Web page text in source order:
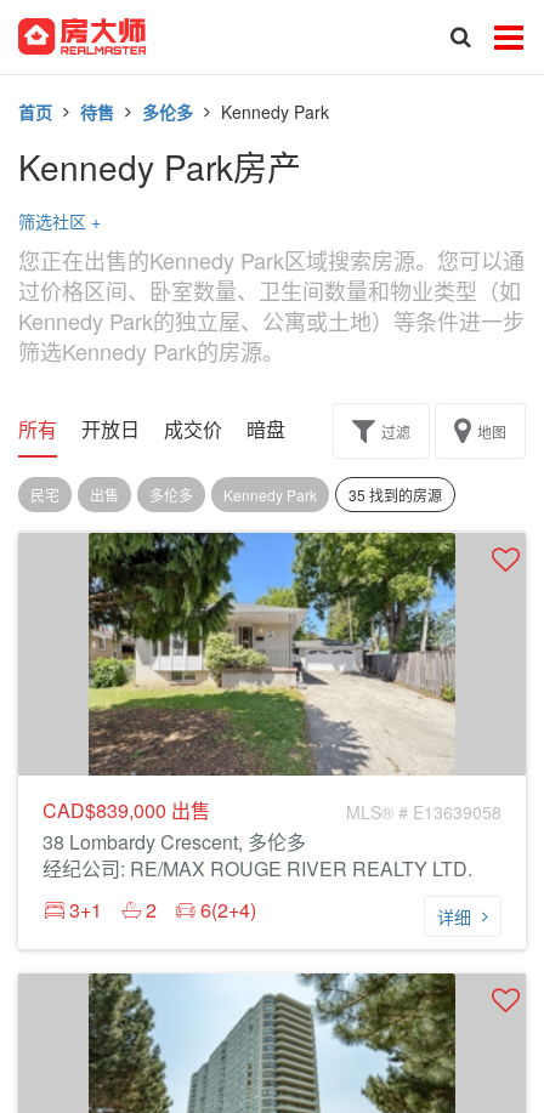
首页 待售 多伦多 Kennedy Park
Kennedy Park房产
筛选社区 +
您正在出售的Kennedy Park区域搜索房源。您可以通
过价格区间、卧室数量、卫生间数量和物业类型（如
Kennedy Park的独立屋、公寓或土地）等条件进一步
筛选Kennedy Park的房源。
所有 开放日 成交价 暗盘 楼花转让过滤 地图
民宅 出售 多伦多 Kennedy Park 35 找到的房源
CAD$839,000 出售 MLS® # E13639058
38 Lombardy Crescent, 多伦多
经纪公司: RE/MAX ROUGE RIVER REALTY LTD.
3+1
2 6(2+4) 详细